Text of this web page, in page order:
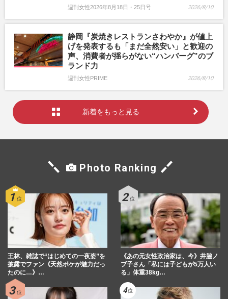
週刊女性2026年8月18日・25日号 2026/8/10
静岡『炭焼きレストランさわやか』が値上
げを発表するも「まだ全然安い」と歓迎の
声、消費者が揺らがない“ハンバーグ”のブ
ランド力
週刊女性PRIME 2026/8/10
新着をもっと見る
Photo Ranking
王林、雑誌で“はじめての一夜姿”を
披露でファン《天然ボケが魅力だっ
たのに…》…
《あの元女性政治家は、今》井脇ノ
ブ子さん「私には子どもが5万人い
る」体重38kg…